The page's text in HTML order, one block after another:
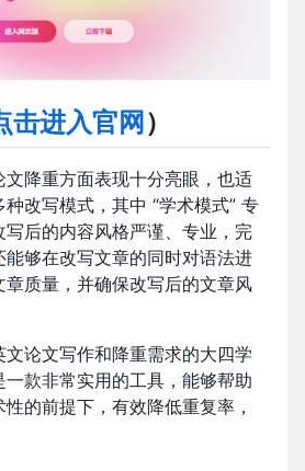
击进入官网 ）
文降重方面表现十分亮眼，也适
改写模式，其中 “学术模式” 专
写后的内容风格严谨、专业，完
够在改写文章的同时对语法进
质量，并确保改写后的文章风
文论文写作和降重需求的大四学
款非常实用的工具，能够帮助
的前提下，有效降低重复率，